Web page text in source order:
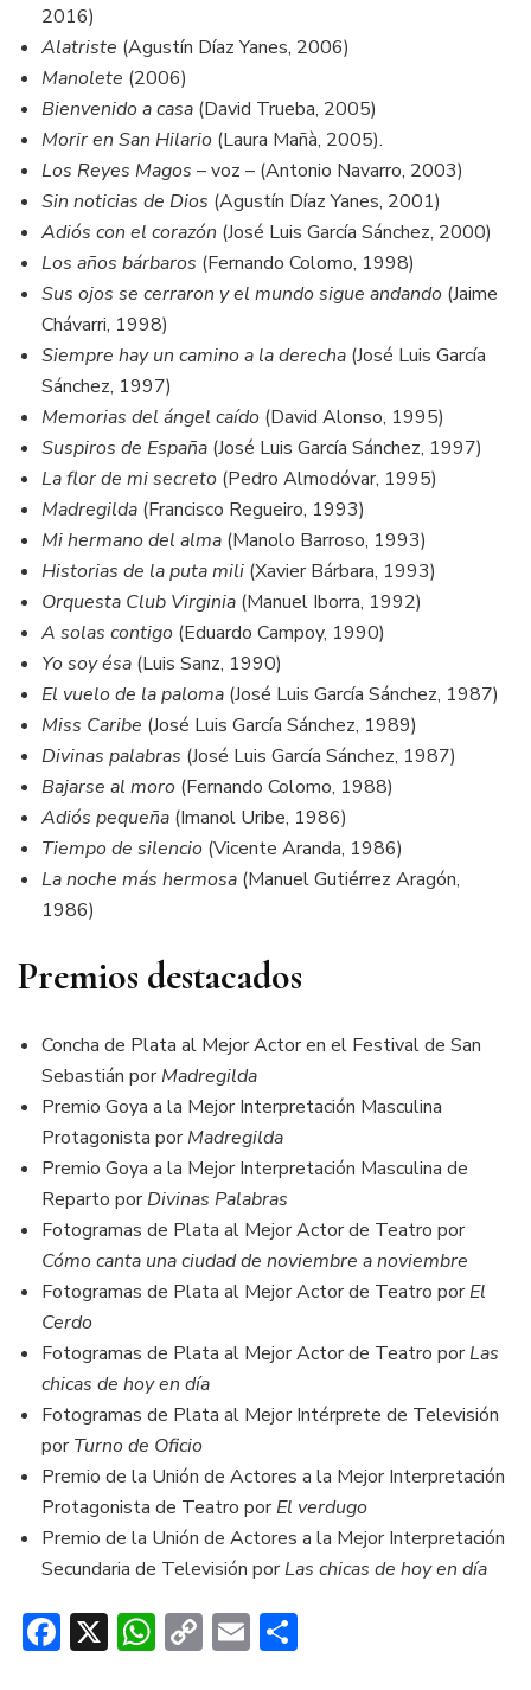
2016)
Alatriste (Agustín Díaz Yanes, 2006)
Manolete (2006)
Bienvenido a casa (David Trueba, 2005)
Morir en San Hilario (Laura Mañà, 2005).
Los Reyes Magos – voz – (Antonio Navarro, 2003)
Sin noticias de Dios (Agustín Díaz Yanes, 2001)
Adiós con el corazón (José Luis García Sánchez, 2000)
Los años bárbaros (Fernando Colomo, 1998)
Sus ojos se cerraron y el mundo sigue andando (Jaime
Chávarri, 1998)
Siempre hay un camino a la derecha (José Luis García
Sánchez, 1997)
Memorias del ángel caído (David Alonso, 1995)
Suspiros de España (José Luis García Sánchez, 1997)
La flor de mi secreto (Pedro Almodóvar, 1995)
Madregilda (Francisco Regueiro, 1993)
Mi hermano del alma (Manolo Barroso, 1993)
Historias de la puta mili (Xavier Bárbara, 1993)
Orquesta Club Virginia (Manuel Iborra, 1992)
A solas contigo (Eduardo Campoy, 1990)
Yo soy ésa (Luis Sanz, 1990)
El vuelo de la paloma (José Luis García Sánchez, 1987)
Miss Caribe (José Luis García Sánchez, 1989)
Divinas palabras (José Luis García Sánchez, 1987)
Bajarse al moro (Fernando Colomo, 1988)
Adiós pequeña (Imanol Uribe, 1986)
Tiempo de silencio (Vicente Aranda, 1986)
La noche más hermosa (Manuel Gutiérrez Aragón,
1986)
Premios destacados
Concha de Plata al Mejor Actor en el Festival de San
Sebastián porMadregilda
Premio Goya a la Mejor Interpretación Masculina
Protagonista porMadregilda
Premio Goya a la Mejor Interpretación Masculina de
Reparto porDivinas Palabras
Fotogramas de Plata al Mejor Actor de Teatro por
Cómo canta una ciudad de noviembre a noviembre
Fotogramas de Plata al Mejor Actor de Teatro porEl
Cerdo
Fotogramas de Plata al Mejor Actor de Teatro porLas
chicas de hoy en día
Fotogramas de Plata al Mejor Intérprete de Televisión
porTurno de Oficio
Premio de la Unión de Actores a la Mejor Interpretación
Protagonista de Teatro porEl verdugo
Premio de la Unión de Actores a la Mejor Interpretación
Secundaria de Televisión porLas chicas de hoy en día
Facebook
X WhatsApp
CopyEmail